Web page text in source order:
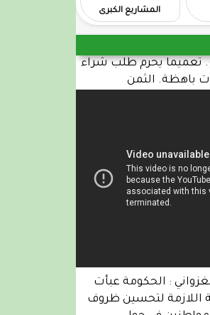
المشاريع الكبرى
تعميما يحرم طلب شراء
باهظة. الثمن
: الحكومة عبأت
اللازمة لتحسين ظروف